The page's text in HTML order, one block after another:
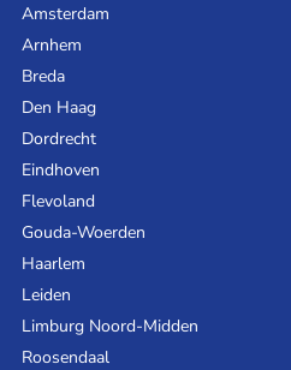
Amsterdam
Arnhem
Breda
Den Haag
Dordrecht
Eindhoven
Flevoland
Gouda-Woerden
Haarlem
Leiden
Limburg Noord-Midden
Roosendaal